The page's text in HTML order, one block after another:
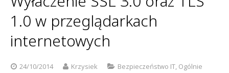
Backup-Solutions
Bezpieczeństwo IT
Usługi
Newsletter
1.0 w przeglądarkach
internetowych
24/10/2014 Krzysiek Bezpieczeństwo IT, Ogólnie